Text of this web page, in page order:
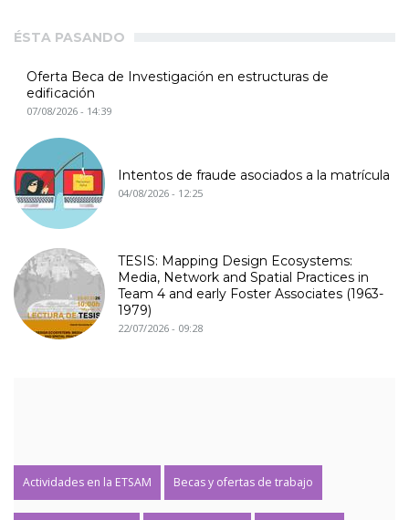
ÉSTA PASANDO
Oferta Beca de Investigación en estructuras de
edificación
07/08/2026 - 14:39
Intentos de fraude asociados a la matrícula
04/08/2026 - 12:25
TESIS: Mapping Design Ecosystems:
Media, Network and Spatial Practices in
Team 4 and early Foster Associates (1963-
1979)
22/07/2026 - 09:28
Actividades en la ETSAM Becas y ofertas de trabajo